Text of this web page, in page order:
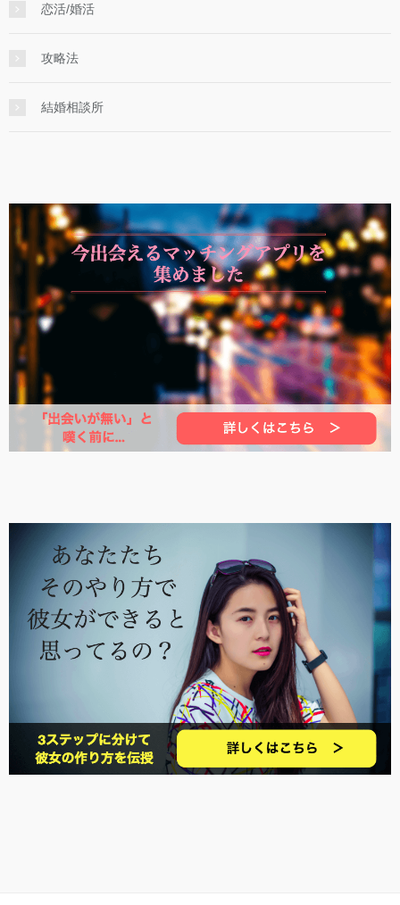
恋活/婚活
攻略法
結婚相談所